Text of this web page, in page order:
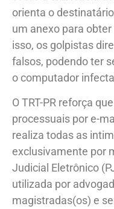
orienta o
um anexo para
isso, os golpistas
falsos, podendo ter
o computador
O TRT-PR reforça
processuais por e-
realiza todas as
exclusivamente por
Judicial Eletrônico
utilizada por
magistradas(os) e